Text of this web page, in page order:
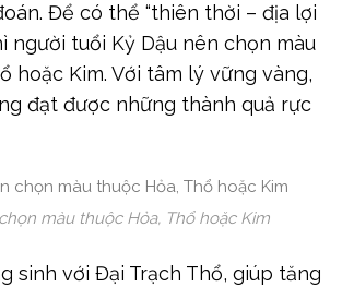
Để có thể “thiên thời – địa lợi
người tuổi Kỷ Dậu nên chọn màu
hoặc Kim. Với tâm lý vững vàng,
đạt được những thành quả rực
màu thuộc Hỏa, Thổ hoặc Kim
sinh với Đại Trạch Thổ, giúp tăng